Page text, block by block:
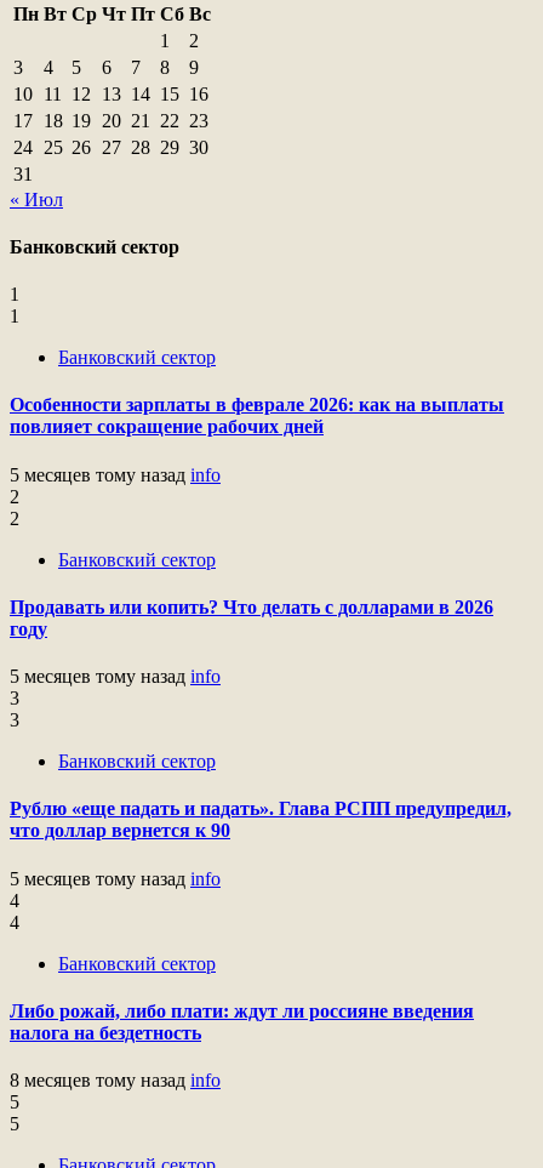
Пн Вт Ср Чт Пт Сб Вс
1
2
3
4 5 6 7 8
9
10 11 12 13 14 15 16
17 18 19 20 21 22 23
24 25 26 27 28 29 30
31
« Июл
Банковский сектор
1
1
Банковский сектор
Особенности зарплаты в феврале 2026: как на выплаты
повлияет сокращение рабочих дней
5 месяцев тому назад info
2
2
Банковский сектор
Продавать или копить? Что делать с долларами в 2026
году
5 месяцев тому назад info
3
3
Банковский сектор
Рублю «еще падать и падать». Глава РСПП предупредил,
что доллар вернется к 90
5 месяцев тому назад info
4
4
Банковский сектор
Либо рожай, либо плати: ждут ли россияне введения
налога на бездетность
8 месяцев тому назад info
5
5